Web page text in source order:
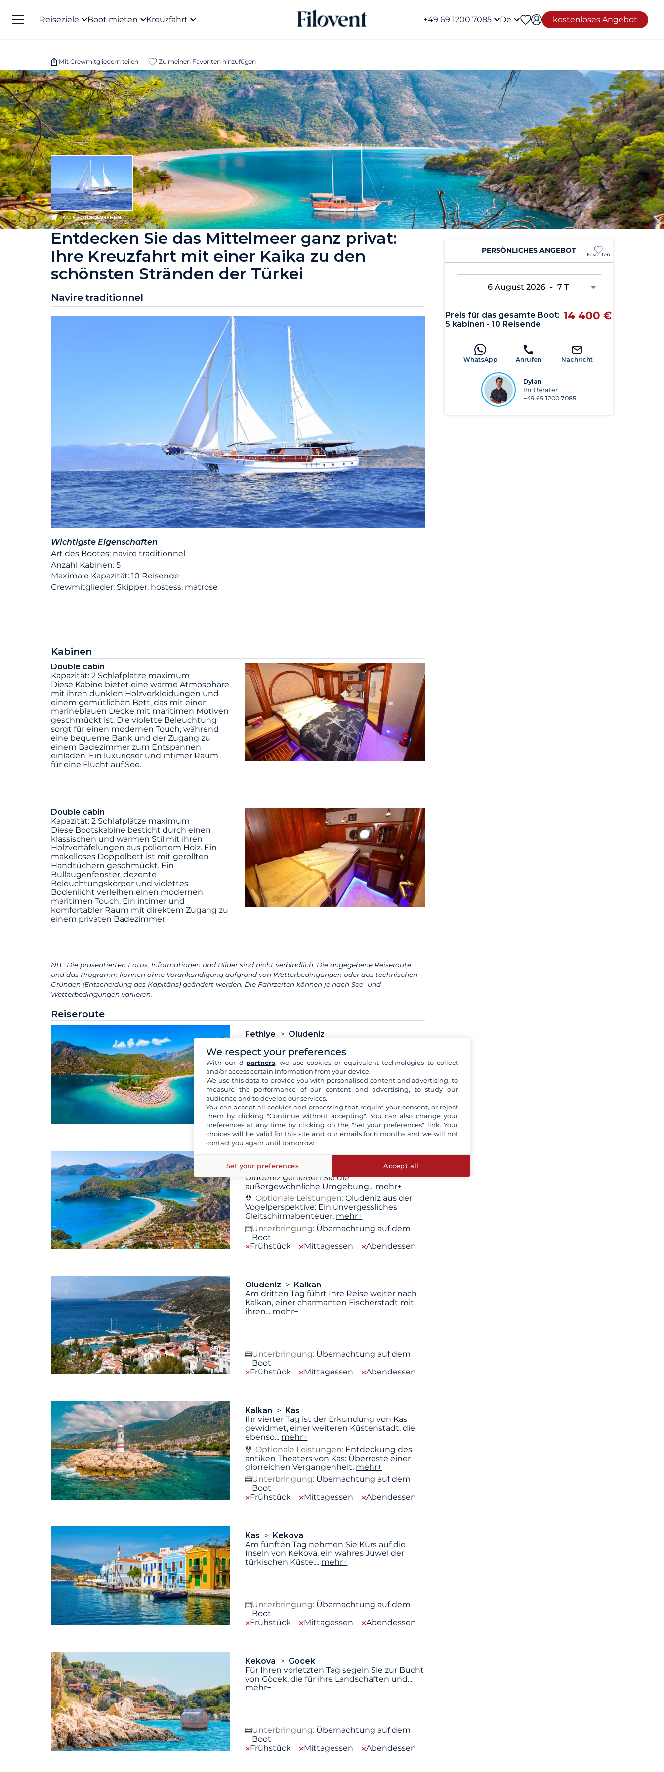
Reiseziele Boot mieten Kreuzfahrt +49 69 1200 7085 De kostenloses Angebot
Mit Crewmitgliedern teilen Zu meinen Favoriten hinzufügen
ALLE FOTOS ANSEHEN
Entdecken Sie das Mittelmeer ganz privat:
Ihre Kreuzfahrt mit einer Kaika zu den
schönsten Stränden der Türkei
Navire traditionnel
Wichtigste Eigenschaften
Art des Bootes: navire traditionnel
Anzahl Kabinen: 5
Maximale Kapazität: 10 Reisende
Crewmitglieder: Skipper, hostess, matrose
Kabinen
Double cabin
Kapazität: 2 Schlafplätze maximum
Diese Kabine bietet eine warme Atmosphäre
mit ihren dunklen Holzverkleidungen und
einem gemütlichen Bett, das mit einer
marineblauen Decke mit maritimen Motiven
geschmückt ist. Die violette Beleuchtung
sorgt für einen modernen Touch, während
eine bequeme Bank und der Zugang zu
einem Badezimmer zum Entspannen
einladen. Ein luxuriöser und intimer Raum
für eine Flucht auf See.
Double cabin
Kapazität: 2 Schlafplätze maximum
Diese Bootskabine besticht durch einen
klassischen und warmen Stil mit ihren
Holzvertäfelungen aus poliertem Holz. Ein
makelloses Doppelbett ist mit gerollten
Handtüchern geschmückt. Ein
Bullaugenfenster, dezente
Beleuchtungskörper und violettes
Bodenlicht verleihen einen modernen
maritimen Touch. Ein intimer und
komfortabler Raum mit direktem Zugang zu
einem privaten Badezimmer.
NB : Die präsentierten Fotos, Informationen und Bilder sind nicht verbindlich. Die angegebene Reiseroute
und das Programm können ohne Vorankündigung aufgrund von Wetterbedingungen oder aus technischen
Gründen (Entscheidung des Kapitäns) geändert werden. Die Fahrzeiten können je nach See- und
Wetterbedingungen variieren.
Reiseroute
Fethiye
Oludeniz
nur als Richtlinie.
Ihre Kreuzfahrt beginnt am...mehr+
Unterbringung: Übernachtung auf dem
Boot
Frühstück
Mittagessen Abendessen
Nach einer ruhigen Nacht in der Bucht von
Ölüdeniz genießen Sie die
außergewöhnliche Umgebung... mehr+
Optionale Leistungen: Oludeniz aus der
Vogelperspektive: Ein unvergessliches
Gleitschirmabenteuer, mehr+
Unterbringung: Übernachtung auf dem
Boot
Frühstück
Mittagessen Abendessen
Oludeniz
Kalkan
Am dritten Tag führt Ihre Reise weiter nach
Kalkan, einer charmanten Fischerstadt mit
ihren... mehr+
Unterbringung: Übernachtung auf dem
Boot
Frühstück
Mittagessen Abendessen
Kalkan
Kas
Ihr vierter Tag ist der Erkundung von Kas
gewidmet, einer weiteren Küstenstadt, die
ebenso... mehr+
Optionale Leistungen: Entdeckung des
antiken Theaters von Kas: Überreste einer
glorreichen Vergangenheit, mehr+
Unterbringung: Übernachtung auf dem
Boot
Frühstück
Mittagessen Abendessen
Kas
Kekova
Am fünften Tag nehmen Sie Kurs auf die
Inseln von Kekova, ein wahres Juwel der
türkischen Küste.... mehr+
Unterbringung: Übernachtung auf dem
Boot
Frühstück
Mittagessen Abendessen
Kekova
Gocek
Für Ihren vorletzten Tag segeln Sie zur Bucht
von Göcek, die für ihre Landschaften und...
mehr+
Unterbringung: Übernachtung auf dem
Boot
Frühstück
Mittagessen Abendessen
PERSÖNLICHES ANGEBOT Favoriten
6 August 2026 - 7 T
Preis für das gesamte Boot:
5 kabinen - 10 Reisende
14 400 €
WhatsApp Anrufen Nachricht
Dylan
Ihr Berater
+49 69 1200 7085
We respect your preferences
With our 8 partners, we use cookies or equivalent technologies to collect
and/or access certain information from your device.
We use this data to provide you with personalised content and advertising, to
measure the performance of our content and advertising, to study our
audience and to develop our services.
You can accept all cookies and processing that require your consent, or reject
them by clicking "Continue without accepting". You can also change your
preferences at any time by clicking on the "Set your preferences" link. Your
choices will be valid for this site and our emails for 6 months and we will not
contact you again until tomorrow.
Set your preferences Accept all